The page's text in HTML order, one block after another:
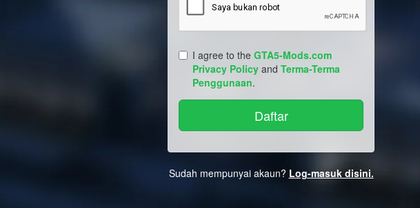
I agree to the GTA5-Mods.com
Privacy Policy and Terma-Terma
Penggunaan.
Sudah mempunyai akaun? Log-masuk disini.